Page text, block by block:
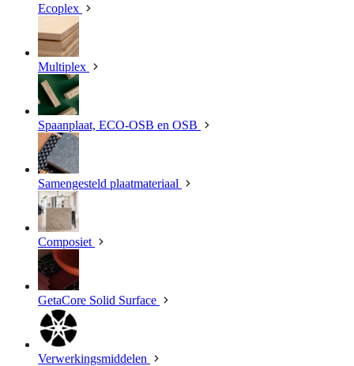
Ecoplex
Multiplex
Spaanplaat, ECO-OSB en OSB
Samengesteld plaatmateriaal
Composiet
GetaCore Solid Surface
Verwerkingsmiddelen